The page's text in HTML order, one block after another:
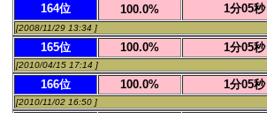
164位 100.0% 1分05秒
[2008/11/29 13:34 ]
165位 100.0% 1分05秒
[2010/04/15 17:14 ]
166位 100.0% 1分05秒
[2010/11/02 16:50 ]